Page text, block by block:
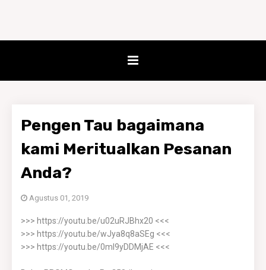
Pengen Tau bagaimana
kami Meritualkan Pesanan
Anda?
Agustus 01, 2019
>>> https://youtu.be/u02uRJBhx20 <<<
>>> https://youtu.be/wJya8q8aSEg <<<
>>> https://youtu.be/0ml9yDDMjAE <<<